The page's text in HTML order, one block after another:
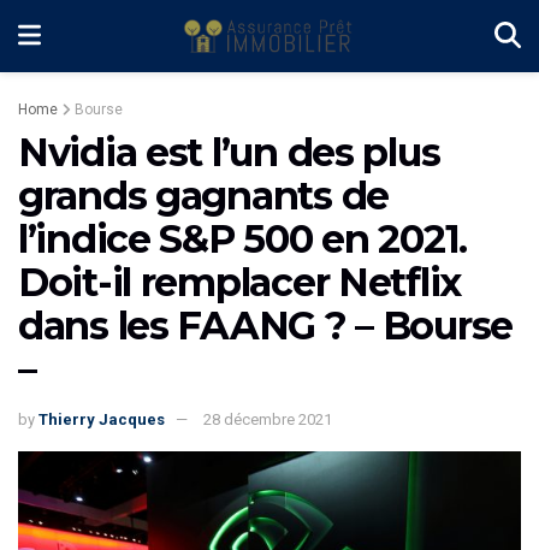
Home Bourse
Nvidia est l’un des plus
grands gagnants de
l’indice S&P 500 en 2021.
Doit-il remplacer Netflix
dans les FAANG ? – Bourse
–
by Thierry Jacques 28 décembre 2021